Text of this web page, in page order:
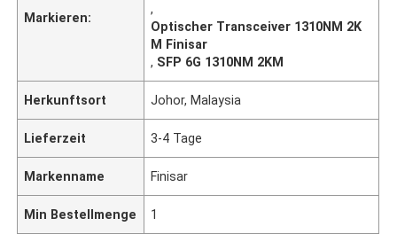
Markieren:
,
Optischer Transceiver 1310NM 2K
M Finisar
, SFP 6G 1310NM 2KM
Herkunftsort Johor, Malaysia
Lieferzeit 3-4 Tage
Markenname Finisar
Min Bestellmenge 1